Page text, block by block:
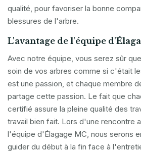
qualité, pour favoriser la bonne
blessures de l'arbre.
L'avantage de l'équipe
Avec notre équipe, vous serez sûr
soin de vos arbres comme si c'était
est une passion, et chaque membre
partage cette passion. Le fait que
certifié assure la pleine qualité des
travail bien fait. Lors d'une rencontre
l'équipe d'Élagage MC, nous serons
guider du début à la fin face à